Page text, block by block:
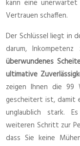
kann eine unerwartet
Vertrauen schaffen.
Der Schlüssel liegt in
darum,
überwundenes
ultimative
zeigen Ihnen die 99
gescheitert ist, damit
unglaublich stark.
weiteren Schritt zur
dass Sie keine